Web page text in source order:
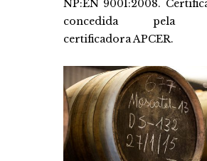
NP:EN 9001:2008.
concedida pela
certificadora APCER.